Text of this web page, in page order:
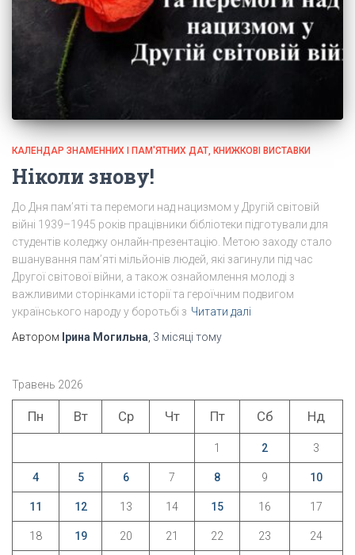
КАЛЕНДАР ЗНАМЕННИХ І ПАМ'ЯТНИХ ДАТ, КНИЖКОВІ ВИСТАВКИ
Ніколи знову!
До Дня пам’яті та перемоги над нацизмом у Другій світовій
війні 1939–1945 років працівники бібліотеки підготували для
студентів коледжу онлайн-презентацію. Метою заходу стало
вшанування пам’яті мільйонів людей, які загинули під час
Другої світової війни, а також ознайомлення молоді з
важливими сторінками історії та героїчним подвигом
українського народу у боротьбі з Читати далі
Автором Ірина Могильна 3 місяці тому
Травень 2026
Пн Вт Ср Чт Пт Сб Нд
1 2 3
4 5 6 7 8 9 10
11 12 13 14 15 16 17
18 19 20 21 22 23 24